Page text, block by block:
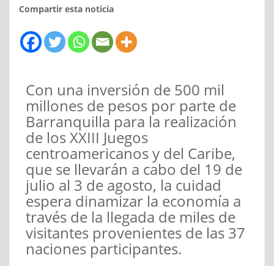
Compartir esta noticia
Con una inversión de 500 mil
millones de pesos por parte de
Barranquilla para la realización
de los XXIII Juegos
centroamericanos y del Caribe,
que se llevarán a cabo del 19 de
julio al 3 de agosto, la cuidad
espera dinamizar la economía a
través de la llegada de miles de
visitantes provenientes de las 37
naciones participantes.